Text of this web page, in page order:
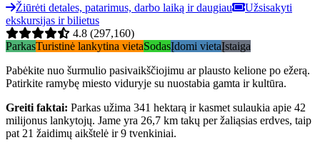
Žiūrėti detales, patarimus, darbo laiką ir daugiau
Užsisakyti
ekskursijas ir bilietus
4.8 (297,160)
ParkasTuristinė lankytina vietaSodasĮdomi vietaĮstaiga
Pabėkite nuo šurmulio pasivaikščiojimu ar plausto kelione po ežerą.
Patirkite ramybę miesto viduryje su nuostabia gamta ir kultūra.
Greiti faktai: Parkas užima 341 hektarą ir kasmet sulaukia apie 42
milijonus lankytojų. Jame yra 26,7 km takų per žaliąsias erdves, taip
pat 21 žaidimų aikštelė ir 9 tvenkiniai.